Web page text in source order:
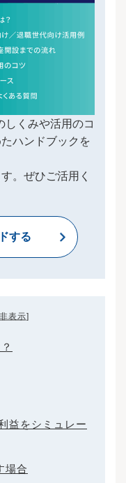
しくみや活用のコ
ハンドブックを
。ぜひご活用く
する
表示]
益をシミュレー
場合